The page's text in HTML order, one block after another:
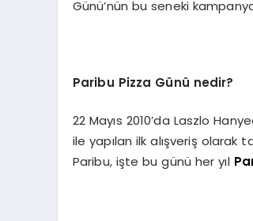
Günü’nün bu seneki
Paribu Pizza Günü nedir?
22 Mayıs 2010’da Laszlo
ile yapılan ilk alışveriş olarak
Paribu, işte bu günü her yıl